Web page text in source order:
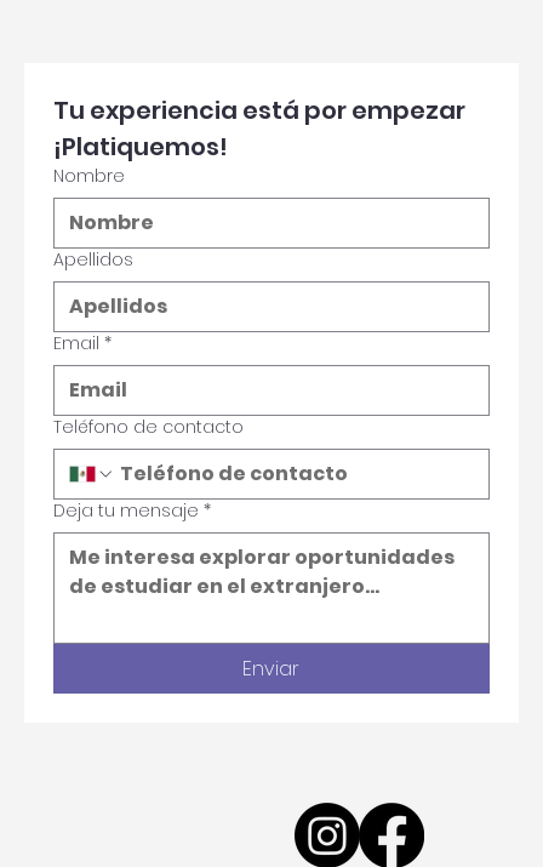
Tu experiencia está por empezar
¡Platiquemos!
Nombre
Apellidos
Email *
Teléfono de contacto
Deja tu mensaje *
Enviar